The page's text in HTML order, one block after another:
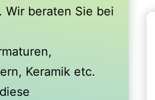
Wir beraten Sie bei
Keramik etc.